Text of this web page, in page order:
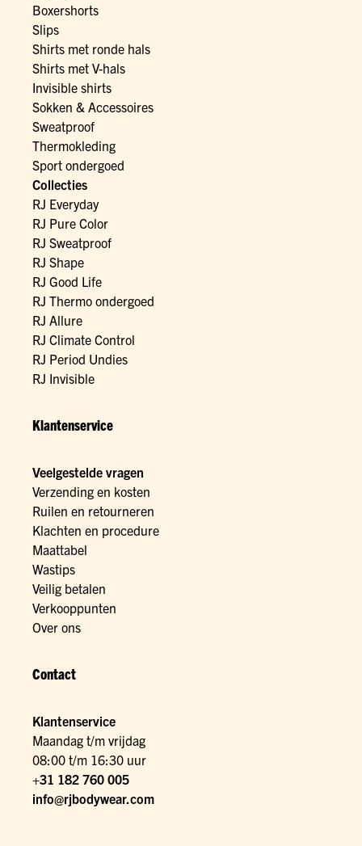
Boxershorts
Slips
Shirts met ronde hals
Shirts met V-hals
Invisible shirts
Sokken & Accessoires
Sweatproof
Thermokleding
Sport ondergoed
Collecties
RJ Everyday
RJ Pure Color
RJ Sweatproof
RJ Shape
RJ Good Life
RJ Thermo ondergoed
RJ Allure
RJ Climate Control
RJ Period Undies
RJ Invisible
Klantenservice
Veelgestelde vragen
Verzending en kosten
Ruilen en retourneren
Klachten en procedure
Maattabel
Wastips
Veilig betalen
Verkooppunten
Over ons
Contact
Klantenservice
Maandag t/m vrijdag
08:00 t/m 16:30 uur
+31 182 760 005
info@rjbodywear.com